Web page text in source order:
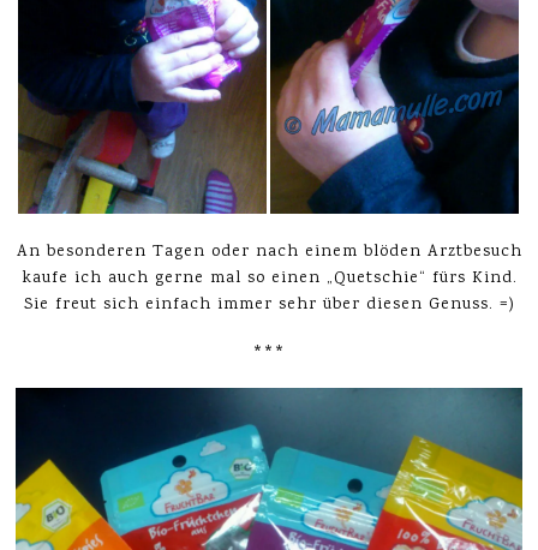
An besonderen Tagen oder nach einem blöden Arztbesuch
kaufe ich auch gerne mal so einen „Quetschie“ fürs Kind.
Sie freut sich einfach immer sehr über diesen Genuss. =)
***